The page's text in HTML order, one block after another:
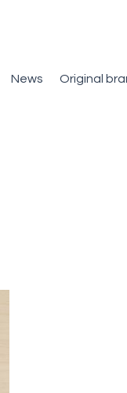
News Original